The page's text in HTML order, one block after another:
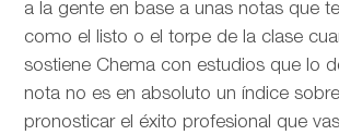
a la gente en base a unas notas que
como el listo o el torpe de la clase
sostiene Chema con estudios que lo
nota no es en absoluto un índice
pronosticar el éxito profesional que